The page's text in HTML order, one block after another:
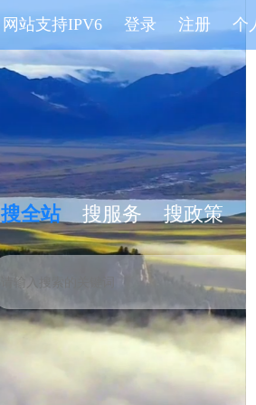
网站支持IPV6 登录 注册 个
搜全站 搜服务 搜政策